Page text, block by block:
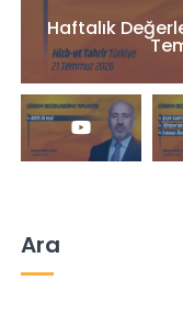
Haftalık
Ara